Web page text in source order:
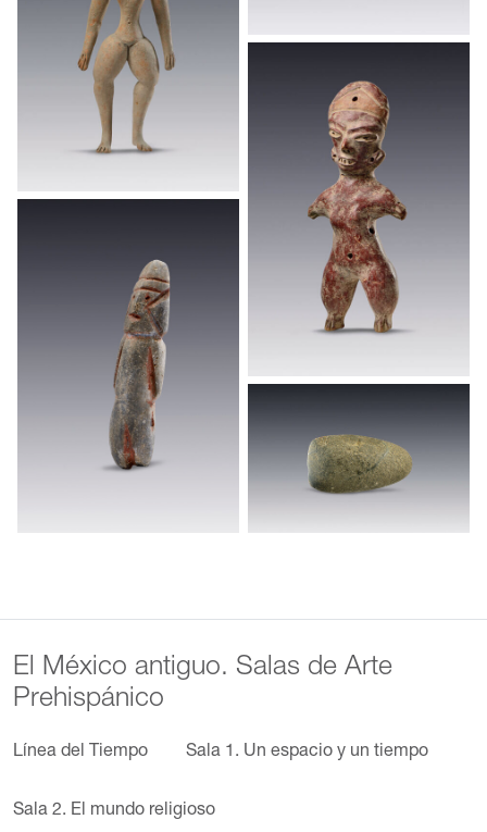
El México antiguo. Salas de Arte
Prehispánico
Línea del Tiempo Sala 1. Un espacio y un tiempo
Sala 2. El mundo religioso